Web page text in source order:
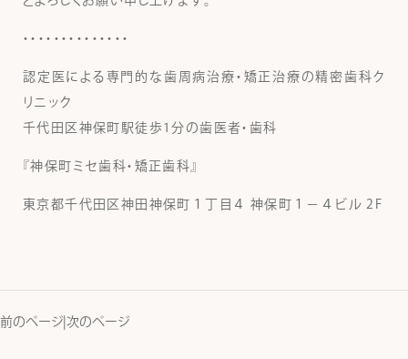
・・・・・・・・・・・・・・
認定医による専門的な歯周病治療・矯正治療の精密歯科ク
リニック
千代田区神保町駅徒歩1分の歯医者・歯科
『神保町ミセ歯科・矯正歯科』
東京都千代田区神田神保町１丁目４ 神保町１－４ビル 2F
前のページ| 次のページ